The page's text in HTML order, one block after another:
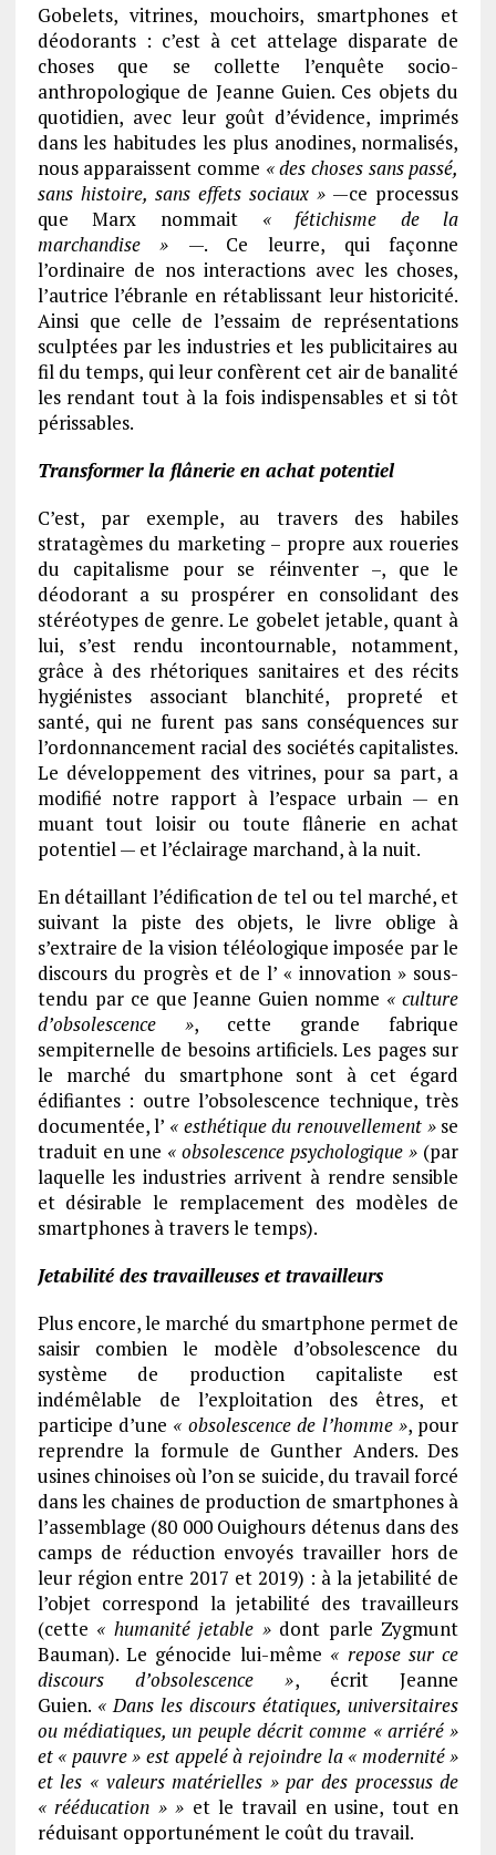
Gobelets, vitrines, mouchoirs, smartphones et
déodorants : c’est à cet attelage disparate de
choses que se collette l’enquête socio-
anthropologique de Jeanne Guien. Ces objets du
quotidien, avec leur goût d’évidence, imprimés
dans les habitudes les plus anodines, normalisés,
nous apparaissent comme « des choses sans passé,
sans histoire, sans effets sociaux » —ce processus
que Marx nommait « fétichisme de la
marchandise » —. Ce leurre, qui façonne
l’ordinaire de nos interactions avec les choses,
l’autrice l’ébranle en rétablissant leur historicité.
Ainsi que celle de l’essaim de représentations
sculptées par les industries et les publicitaires au
fil du temps, qui leur confèrent cet air de banalité
les rendant tout à la fois indispensables et si tôt
périssables.
Transformer la flânerie en achat potentiel
C’est, par exemple, au travers des habiles
stratagèmes du marketing – propre aux roueries
du capitalisme pour se réinventer –, que le
déodorant a su prospérer en consolidant des
stéréotypes de genre. Le gobelet jetable, quant à
lui, s’est rendu incontournable, notamment,
grâce à des rhétoriques sanitaires et des récits
hygiénistes associant blanchité, propreté et
santé, qui ne furent pas sans conséquences sur
l’ordonnancement racial des sociétés capitalistes.
Le développement des vitrines, pour sa part, a
modifié notre rapport à l’espace urbain — en
muant tout loisir ou toute flânerie en achat
potentiel — et l’éclairage marchand, à la nuit.
En détaillant l’édification de tel ou tel marché, et
suivant la piste des objets, le livre oblige à
s’extraire de la vision téléologique imposée par le
discours du progrès et de l’ « innovation » sous-
tendu par ce que Jeanne Guien nomme « culture
d’obsolescence », cette grande fabrique
sempiternelle de besoins artificiels. Les pages sur
le marché du smartphone sont à cet égard
édifiantes : outre l’obsolescence technique, très
documentée, l’ « esthétique du renouvellement » se
traduit en une « obsolescence psychologique » (par
laquelle les industries arrivent à rendre sensible
et désirable le remplacement des modèles de
smartphones à travers le temps).
Jetabilité des travailleuses et travailleurs
Plus encore, le marché du smartphone permet de
saisir combien le modèle d’obsolescence du
système de production capitaliste est
indémêlable de l’exploitation des êtres, et
participe d’une « obsolescence de l’homme », pour
reprendre la formule de Gunther Anders. Des
usines chinoises où l’on se suicide, du travail forcé
dans les chaines de production de smartphones à
l’assemblage (80 000 Ouighours détenus dans des
camps de réduction envoyés travailler hors de
leur région entre 2017 et 2019) : à la jetabilité de
l’objet correspond la jetabilité des travailleurs
(cette « humanité jetable »dont parle Zygmunt
Bauman). Le génocide lui-même « repose sur ce
discours d’obsolescence », écrit Jeanne
Guien. « Dans les discours étatiques, universitaires
ou médiatiques, un peuple décrit comme « arriéré »
et « pauvre » est appelé à rejoindre la « modernité »
et les « valeurs matérielles » par des processus de
« rééducation » » et le travail en usine, tout en
réduisant opportunément le coût du travail.